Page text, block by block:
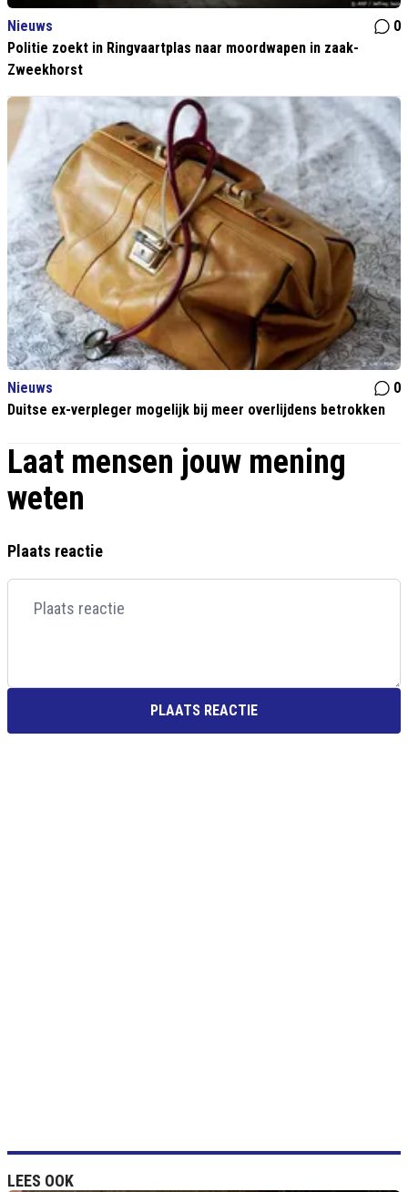
Nieuws
0
Politie zoekt in Ringvaartplas naar moordwapen in zaak-
Zweekhorst
Nieuws
0
Duitse ex-verpleger mogelijk bij meer overlijdens betrokken
Laat mensen jouw mening
weten
Plaats reactie
PLAATS REACTIE
LEES OOK